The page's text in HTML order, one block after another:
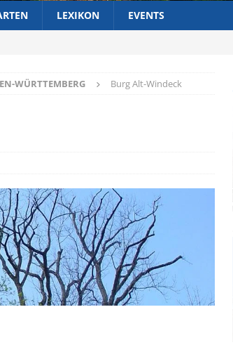
LEXIKON EVENTS
WÜRTTEMBERG Burg Alt-Windeck